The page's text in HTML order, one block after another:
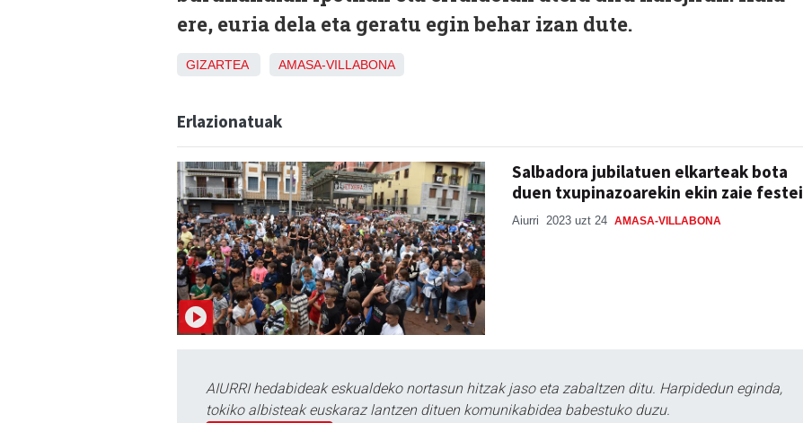
ere, euria dela eta geratu egin behar izan dute.
GIZARTEA AMASA-VILLABONA
Erlazionatuak
Salbadora jubilatuen elkarteak bota
duen txupinazoarekin ekin zaie festei
Aiurri 2023 uzt 24 AMASA-VILLABONA
AIURRI hedabideak eskualdeko nortasun hitzak jaso eta zabaltzen ditu. Harpidedun eginda,
tokiko albisteak euskaraz lantzen dituen komunikabidea babestuko duzu.